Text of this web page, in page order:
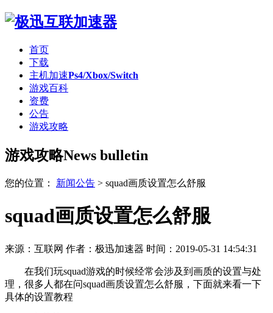
首页
下载
主机加速Ps4/Xbox/Switch
游戏百科
资费
公告
游戏攻略
游戏攻略News bulletin
您的位置： 新闻公告 > squad画质设置怎么舒服
squad画质设置怎么舒服
来源：互联网 作者：极迅加速器 时间：2019-05-31 14:54:31
在我们玩squad游戏的时候经常会涉及到画质的设置与处
理，很多人都在问squad画质设置怎么舒服，下面就来看一下
具体的设置教程